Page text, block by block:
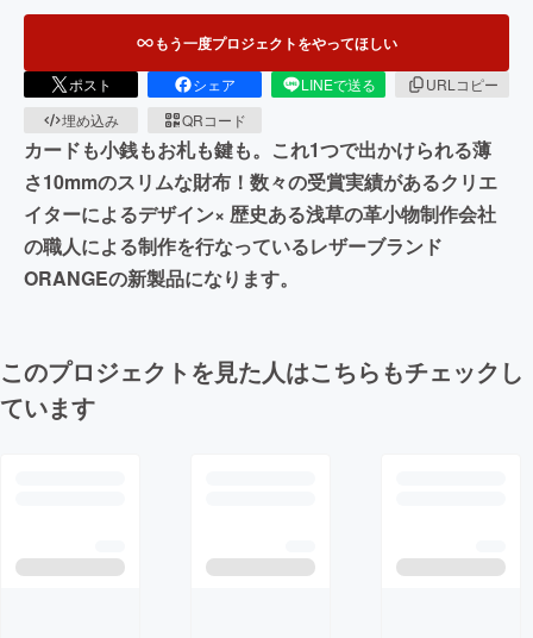
もう一度プロジェクトをやってほしい
ポスト シェア LINEで送る
URLコピー
埋め込み
QRコード
カードも小銭もお札も鍵も。これ1つで出かけられる薄
さ10mmのスリムな財布！数々の受賞実績があるクリエ
イターによるデザイン× 歴史ある浅草の革小物制作会社
の職人による制作を行なっているレザーブランド
ORANGEの新製品になります。
このプロジェクトを見た人はこちらもチェックし
ています